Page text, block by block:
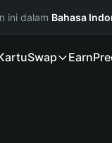
ini dalam Bahasa
Swap Earn